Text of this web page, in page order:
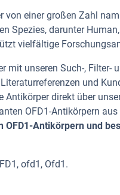
von einer großen Zahl
Spezies, darunter
vielfältige
mit unseren Such-,
und
Antikörper direkt über
OFD1-Antikörpern
OFD1-Antikörpern und
ofd1, Ofd1.